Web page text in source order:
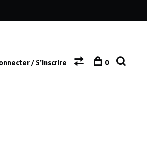
/ S'inscrire 0